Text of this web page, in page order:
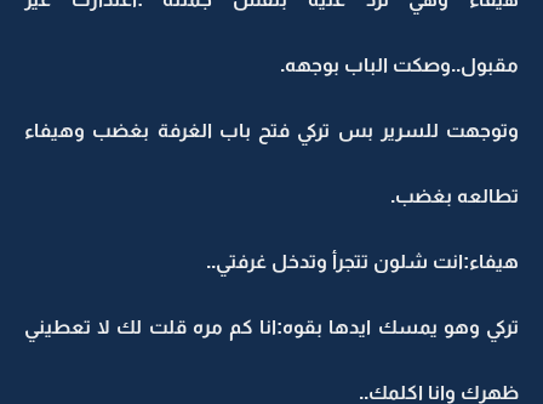
مقبول..وصكت الباب بوجهه.
وتوجهت للسرير بس تركي فتح باب الغرفة بغضب وهيفاء
تطالعه بغضب.
هيفاء:انت شلون تتجرأ وتدخل غرفتي..
تركي وهو يمسك ايدها بقوه:انا كم مره قلت لك لا تعطيني
ظهرك وانا اكلمك..